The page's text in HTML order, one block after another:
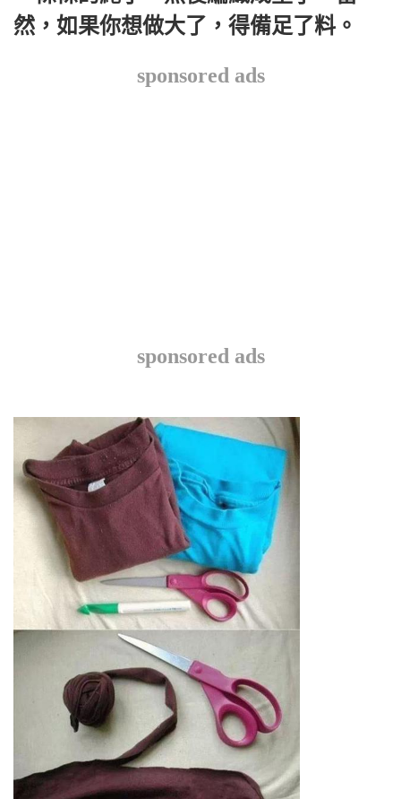
然，如果你想做大了，得備足了料。
sponsored ads
sponsored ads